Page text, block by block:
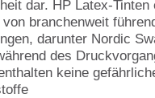
dar. HP Latex-Tinten
branchenweit
darunter Nordic
des
keine